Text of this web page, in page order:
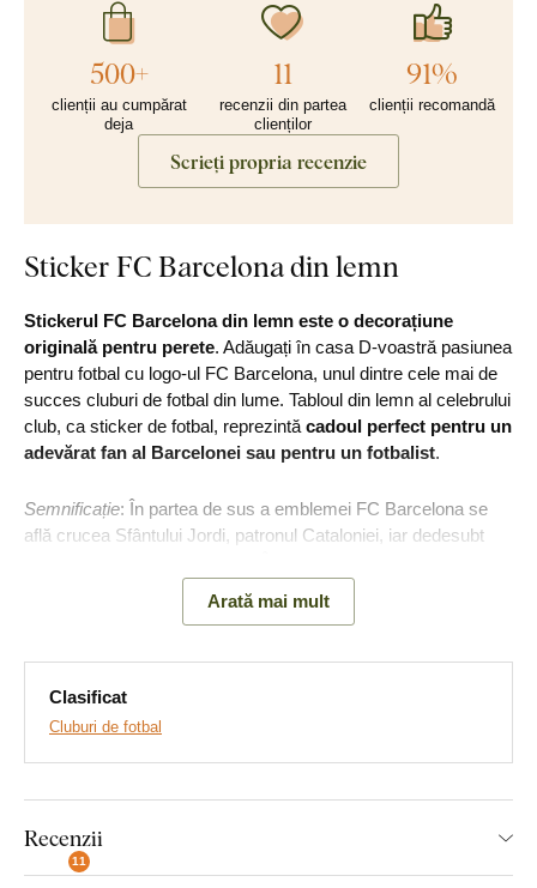
500+
clienții au cumpărat
deja
11
recenzii din partea
clienților
91%
clienții recomandă
Scrieți propria recenzie
Sticker FC Barcelona din lemn
Stickerul FC Barcelona din lemn este o decorațiune
originală pentru perete. Adăugați în casa D-voastră pasiunea
pentru fotbal cu logo-ul FC Barcelona, unul dintre cele mai de
succes cluburi de fotbal din lume. Tabloul din lemn al celebrului
club, ca sticker de fotbal, reprezintă cadoul perfect pentru un
adevărat fan al Barcelonei sau pentru un fotbalist.
Semnificație: În partea de sus a emblemei FC Barcelona se
află crucea Sfântului Jordi, patronul Cataloniei, iar dedesubt
Club de fotbal popular
Material din lemn cu grosimea de 3 mm
Arată mai mult
Clasificat
Cluburi de fotbal
Recenzii
11